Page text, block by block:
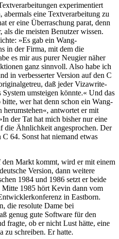
experimentiert
abermals eine Textverarbeitung zu
er eine Überraschung parat, denn
die meisten Benutzer wissen.
»Es gab ein Wang-
in der Firma, mit dem die
es mir aus purer Neugier näher
ganz sinnvoll. Also habe ich
in verbesserter Version auf den C
daß jeder Vizawrite-
umsteigen könnte.« Und das
wer hat denn schon ein Wang-
herumstehen«, antwortet er mit
der Tat hat mich bisher nur eine
die Ähnlichkeit angesprochen. Der
64. Sonst hat niemand etwas
Markt kommt, wird er mit einem
Version, dann weitere
1984 und 1986 setzt er beide
Mitte 1985 hört Kevin dann vom
in Eastborn.
die resolute Dame bei
genug gute Software für den
fragte, ob er nicht Lust hätte, eine
zu schreiben. Er hatte.